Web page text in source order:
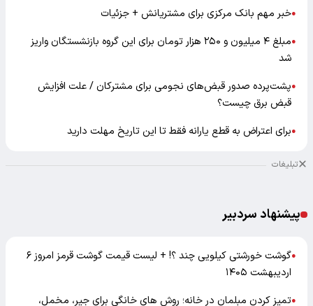
●خبر مهم بانک مرکزی برای مشتریانش + جزئیات
●
مبلغ ۴ میلیون و ۲۵۰ هزار تومان برای این گروه بازنشستگان واریز
شد
●پشت‌پرده صدور قبض‌های نجومی برای مشترکان / علت افزایش
قبض برق چیست؟
●برای اعتراض به قطع یارانه فقط تا این تاریخ مهلت دارید
تبلیغات
پیشنهاد سردبیر
●
گوشت خورشتی کیلویی چند ؟! + لیست قیمت گوشت قرمز امروز ۶
اردیبهشت ۱۴۰۵
●تمیز کردن مبلمان در خانه؛ روش های خانگی برای جیر، مخمل،